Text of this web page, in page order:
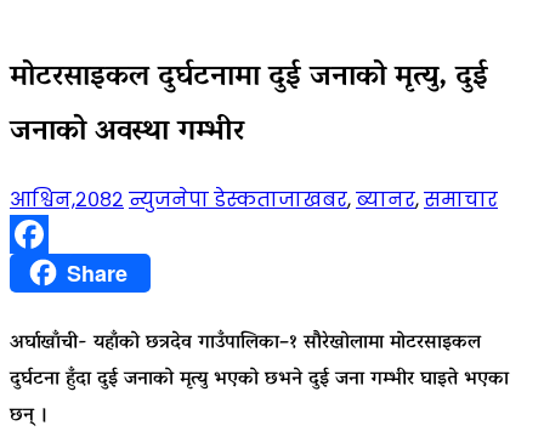
मोटरसाइकल दुर्घटनामा दुई जनाको मृत्यु, दुई
जनाको अवस्था गम्भीर
आश्विन,२०८२ न्युजनेपा डेस्कताजाखबर,ब्यानर,समाचार
FacebookShare
अर्घाखाँची- यहाँको छत्रदेव गाउँपालिका–१ सौरेखोलामा मोटरसाइकल
दुर्घटना हुँदा दुई जनाको मृत्यु भएको छभने दुई जना गम्भीर घाइते भएका
छन् ।